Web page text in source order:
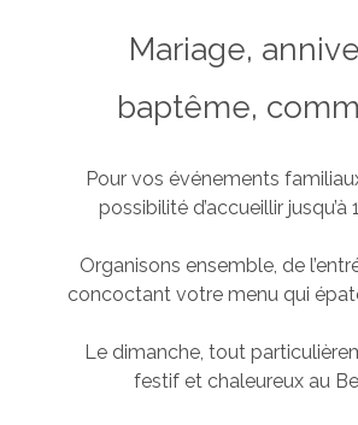
Mariage,
baptême,
Pour vos événements
possibilité d’accueillir jusqu’à
Organisons ensemble, de
concoctant votre menu qui
Le dimanche, tout
festif et chaleureux au